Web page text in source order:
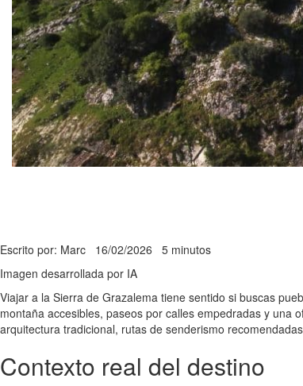
Escrito por: Marc 16/02/2026 5 minutos
Imagen desarrollada por IA
Viajar a la Sierra de Grazalema tiene sentido si buscas
montaña accesibles, paseos por calles empedradas y una
arquitectura tradicional, rutas de senderismo
Contexto real del destino